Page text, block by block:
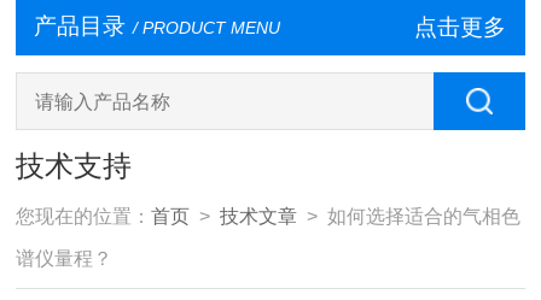
产品目录 / PRODUCT MENU 点击更多
技术支持
您现在的位置：首页 >技术文章 > 如何选择适合的气相色
谱仪量程？